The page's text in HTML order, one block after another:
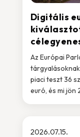
Digitális
Az Európai
piaci teszt 36
euró, és mi jön
2026.07.15.